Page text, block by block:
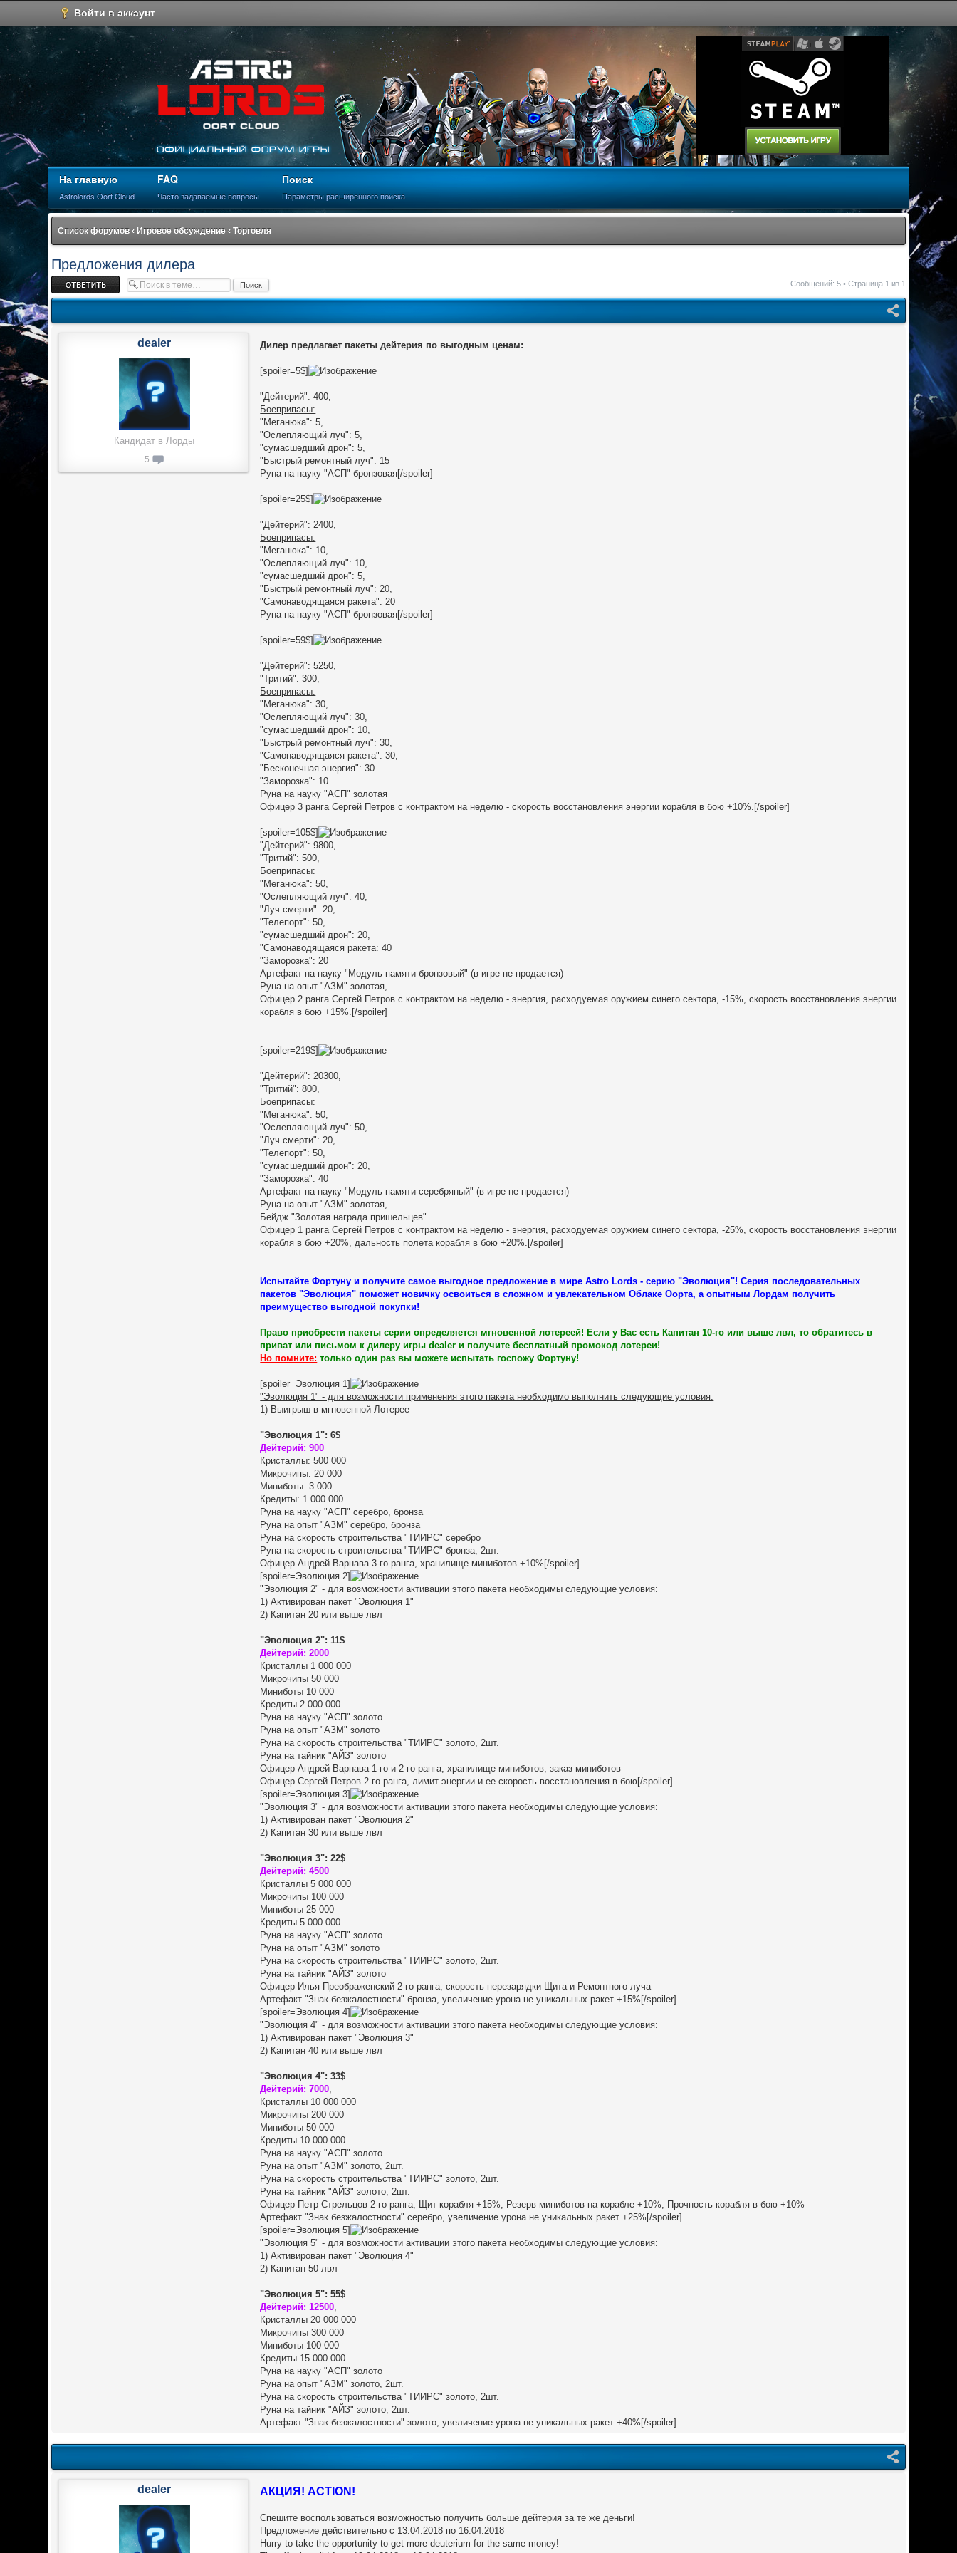
Войти в аккаунт
На главную
Astrolords Oort Cloud
FAQ
Часто задаваемые вопросы
Поиск
Параметры расширенного поиска
Список форумов ‹ Игровое обсуждение ‹ Торговля
Предложения дилера
Ответить Сообщений: 5 • Страница 1 из 1
Дилер предлагает пакеты дейтерия по выгодным ценам:
[spoiler=5$]
"Дейтерий": 400,
Боеприпасы:
"Меганюка": 5,
"Ослепляющий луч": 5,
"сумасшедший дрон": 5,
"Быстрый ремонтный луч": 15
Руна на науку "АСП" бронзовая[/spoiler]
[spoiler=25$]
"Дейтерий": 2400,
Боеприпасы:
"Меганюка": 10,
"Ослепляющий луч": 10,
"сумасшедший дрон": 5,
"Быстрый ремонтный луч": 20,
"Самонаводящаяся ракета": 20
Руна на науку "АСП" бронзовая[/spoiler]
[spoiler=59$]
"Дейтерий": 5250,
"Тритий": 300,
Боеприпасы:
"Меганюка": 30,
"Ослепляющий луч": 30,
"сумасшедший дрон": 10,
"Быстрый ремонтный луч": 30,
"Самонаводящаяся ракета": 30,
"Бесконечная энергия": 30
"Заморозка": 10
Руна на науку "АСП" золотая
Офицер 3 ранга Сергей Петров с контрактом на неделю - скорость восстановления энергии корабля в бою +10%.[/spoiler]
[spoiler=105$]
"Дейтерий": 9800,
"Тритий": 500,
Боеприпасы:
"Меганюка": 50,
"Ослепляющий луч": 40,
"Луч смерти": 20,
"Телепорт": 50,
"сумасшедший дрон": 20,
"Самонаводящаяся ракета: 40
"Заморозка": 20
Артефакт на науку "Модуль памяти бронзовый" (в игре не продается)
Руна на опыт "АЗМ" золотая,
Офицер 2 ранга Сергей Петров с контрактом на неделю - энергия, расходуемая оружием синего сектора, -15%, скорость восстановления энергии
корабля в бою +15%.[/spoiler]
[spoiler=219$]
"Дейтерий": 20300,
"Тритий": 800,
Боеприпасы:
"Меганюка": 50,
"Ослепляющий луч": 50,
"Луч смерти": 20,
"Телепорт": 50,
"сумасшедший дрон": 20,
"Заморозка": 40
Артефакт на науку "Модуль памяти серебряный" (в игре не продается)
Руна на опыт "АЗМ" золотая,
Бейдж "Золотая награда пришельцев".
Офицер 1 ранга Сергей Петров с контрактом на неделю - энергия, расходуемая оружием синего сектора, -25%, скорость восстановления энергии
корабля в бою +20%, дальность полета корабля в бою +20%.[/spoiler]
Испытайте Фортуну и получите самое выгодное предложение в мире Astro Lords - серию "Эволюция"! Серия последовательных
пакетов "Эволюция" поможет новичку освоиться в сложном и увлекательном Облаке Оорта, а опытным Лордам получить
преимущество выгодной покупки!
Право приобрести пакеты серии определяется мгновенной лотереей! Если у Вас есть Капитан 10-го или выше лвл, то обратитесь в
приват или письмом к дилеру игры dealer и получите бесплатный промокод лотереи!
Но помните: только один раз вы можете испытать госпожу Фортуну!
[spoiler=Эволюция 1]
"Эволюция 1" - для возможности применения этого пакета необходимо выполнить следующие условия:
1) Выигрыш в мгновенной Лотерее
"Эволюция 1": 6$
Дейтерий: 900
Кристаллы: 500 000
Микрочипы: 20 000
Миниботы: 3 000
Кредиты: 1 000 000
Руна на науку "АСП" серебро, бронза
Руна на опыт "АЗМ" серебро, бронза
Руна на скорость строительства "ТИИРС" серебро
Руна на скорость строительства "ТИИРС" бронза, 2шт.
Офицер Андрей Варнава 3-го ранга, хранилище миниботов +10%[/spoiler]
[spoiler=Эволюция 2]
"Эволюция 2" - для возможности активации этого пакета необходимы следующие условия:
1) Активирован пакет "Эволюция 1"
2) Капитан 20 или выше лвл
"Эволюция 2": 11$
Дейтерий: 2000
Кристаллы 1 000 000
Микрочипы 50 000
Миниботы 10 000
Кредиты 2 000 000
Руна на науку "АСП" золото
Руна на опыт "АЗМ" золото
Руна на скорость строительства "ТИИРС" золото, 2шт.
Руна на тайник "АЙЗ" золото
Офицер Андрей Варнава 1-го и 2-го ранга, хранилище миниботов, заказ миниботов
Офицер Сергей Петров 2-го ранга, лимит энергии и ее скорость восстановления в бою[/spoiler]
[spoiler=Эволюция 3]
"Эволюция 3" - для возможности активации этого пакета необходимы следующие условия:
1) Активирован пакет "Эволюция 2"
2) Капитан 30 или выше лвл
"Эволюция 3": 22$
Дейтерий: 4500
Кристаллы 5 000 000
Микрочипы 100 000
Миниботы 25 000
Кредиты 5 000 000
Руна на науку "АСП" золото
Руна на опыт "АЗМ" золото
Руна на скорость строительства "ТИИРС" золото, 2шт.
Руна на тайник "АЙЗ" золото
Офицер Илья Преображенский 2-го ранга, скорость перезарядки Щита и Ремонтного луча
Артефакт "Знак безжалостности" бронза, увеличение урона не уникальных ракет +15%[/spoiler]
[spoiler=Эволюция 4]
"Эволюция 4" - для возможности активации этого пакета необходимы следующие условия:
1) Активирован пакет "Эволюция 3"
2) Капитан 40 или выше лвл
"Эволюция 4": 33$
Дейтерий: 7000,
Кристаллы 10 000 000
Микрочипы 200 000
Миниботы 50 000
Кредиты 10 000 000
Руна на науку "АСП" золото
Руна на опыт "АЗМ" золото, 2шт.
Руна на скорость строительства "ТИИРС" золото, 2шт.
Руна на тайник "АЙЗ" золото, 2шт.
Офицер Петр Стрельцов 2-го ранга, Щит корабля +15%, Резерв миниботов на корабле +10%, Прочность корабля в бою +10%
Артефакт "Знак безжалостности" серебро, увеличение урона не уникальных ракет +25%[/spoiler]
[spoiler=Эволюция 5]
"Эволюция 5" - для возможности активации этого пакета необходимы следующие условия:
1) Активирован пакет "Эволюция 4"
2) Капитан 50 лвл
"Эволюция 5": 55$
Дейтерий: 12500,
Кристаллы 20 000 000
Микрочипы 300 000
Миниботы 100 000
Кредиты 15 000 000
Руна на науку "АСП" золото
Руна на опыт "АЗМ" золото, 2шт.
Руна на скорость строительства "ТИИРС" золото, 2шт.
Руна на тайник "АЙЗ" золото, 2шт.
Артефакт "Знак безжалостности" золото, увеличение урона не уникальных ракет +40%[/spoiler]
dealer
Кандидат в Лорды
5
АКЦИЯ! ACTION!
Спешите воспользоваться возможностью получить больше дейтерия за те же деньги!
Предложение действительно с 13.04.2018 по 16.04.2018
Hurry to take the opportunity to get more deuterium for the same money!
dealer